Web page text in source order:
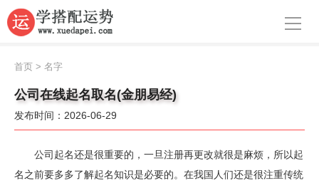
导航
周公解梦
生肖运势
八字算命
首页 > 名字
公司在线起名取名(金朋易经)
发布时间：2026-06-29
公司起名还是很重要的，一旦注册再更改就很是麻烦，所以起
名之前要多多了解起名知识是必要的。在我国人们还是很注重传统